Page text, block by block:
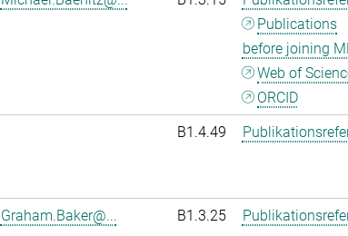
Publications
before joining
Web of
ORCID
B1.4.49
Graham.Baker@... B1.3.25